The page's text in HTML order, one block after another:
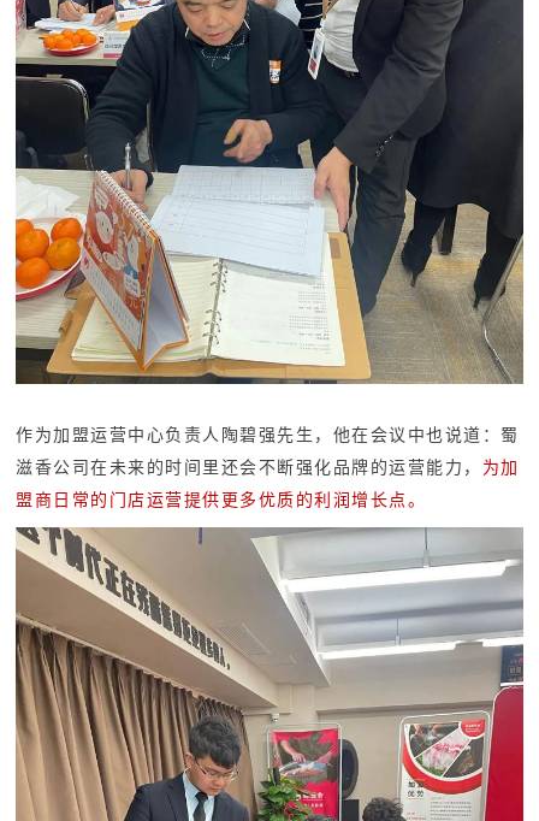
作为加盟运营中心负责人陶碧强先生， 他在会议中也说道：蜀
滋香公司在未来的时间里还会不断强化品牌的运营能力， 为加
盟商日常的门店运营提供更多优质的利润增长点。